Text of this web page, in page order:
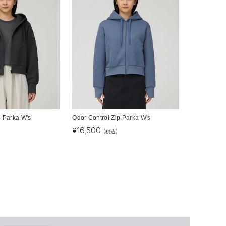
Parka W's Odor Control Zip Parka W's
¥16,500 (税込)